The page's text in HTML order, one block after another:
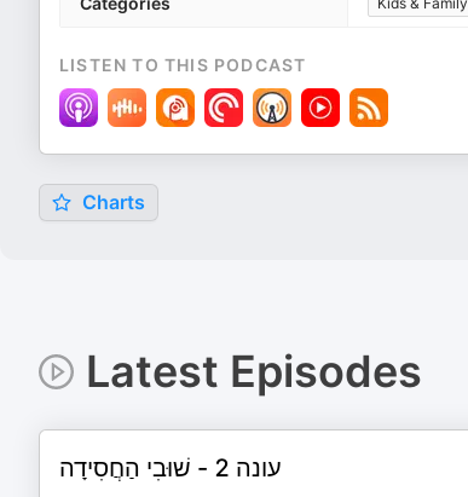
LISTEN TO THIS PODCAST
Charts
Latest Episodes
עונה 2 - שׁוּבִי הַחֲסִידָה